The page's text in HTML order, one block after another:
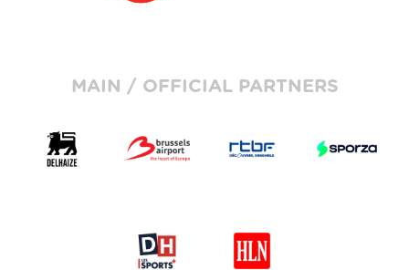
MAIN / OFFICIAL PARTNERS